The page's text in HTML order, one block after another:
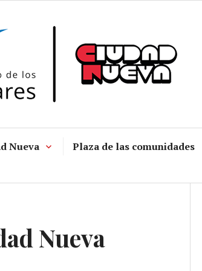
Nueva
Plaza de las comunidades
Nueva